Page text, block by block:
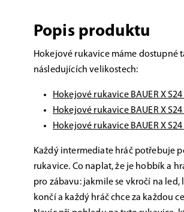
Popis produktu
Hokejové rukavice máme dostupné
následujících velikostech:
Hokejové rukavice BAUER X
Hokejové rukavice BAUER X
Hokejové rukavice BAUER X
Každý intermediate hráč potřebuje
rukavice. Co naplat, že je hobbík a
pro zábavu: jakmile se vkročí na led,
končí a každý hráč chce za každou